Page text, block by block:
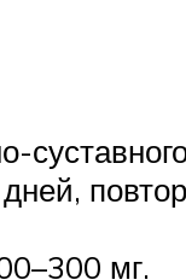
мг.